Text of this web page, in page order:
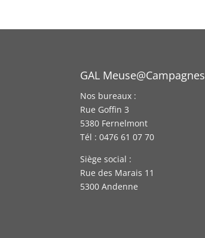
GAL Meuse@Campagnes
Nos bureaux :
Rue Goffin 3
5380 Fernelmont
Tél : 0476 61 07 70
Siège social :
Rue des Marais 11
5300 Andenne